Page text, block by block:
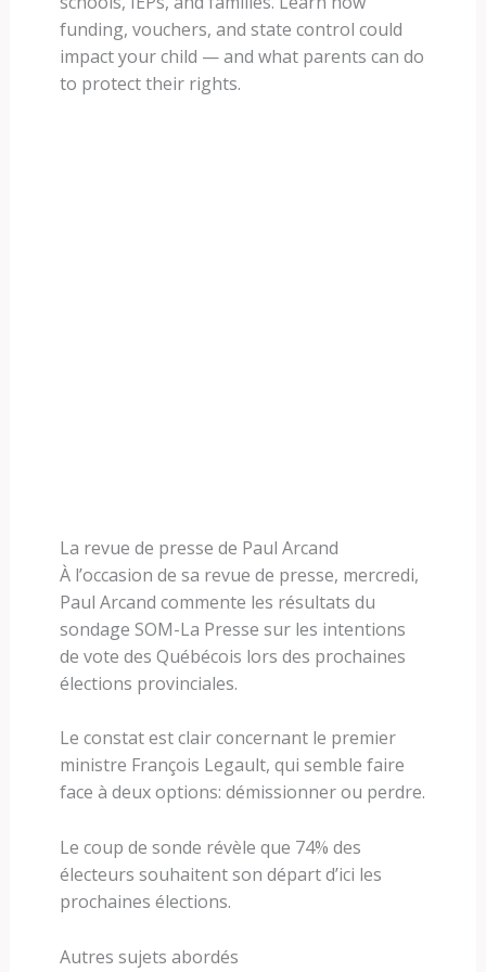
funding, vouchers, and state control could
impact your child — and what parents can do
to protect their rights.
La revue de presse de Paul Arcand
À l’occasion de sa revue de presse, mercredi,
Paul Arcand commente les résultats du
sondage SOM-La Presse sur les intentions
de vote des Québécois lors des prochaines
élections provinciales.
Le constat est clair concernant le premier
ministre François Legault, qui semble faire
face à deux options: démissionner ou perdre.
Le coup de sonde révèle que 74% des
électeurs souhaitent son départ d’ici les
prochaines élections.
Autres sujets abordés